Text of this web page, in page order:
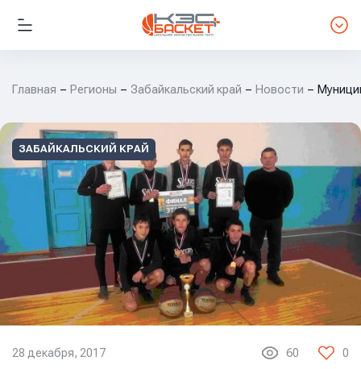
Главная Регионы Забайкальский край Новости
ЗАБАЙКАЛЬСКИЙ КРАЙ
28 декабря, 2017 60 0